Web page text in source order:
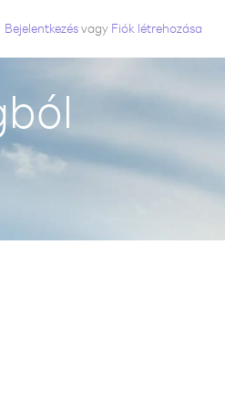
Bejelentkezésvagy Fiók létrehozása